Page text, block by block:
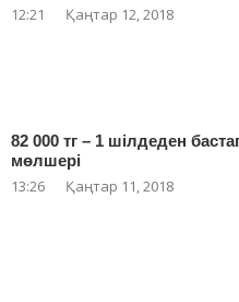
12:21 Қаңтар 12, 2018
82 000 тг – 1 шілдеден
мөлшері
13:26 Қаңтар 11, 2018